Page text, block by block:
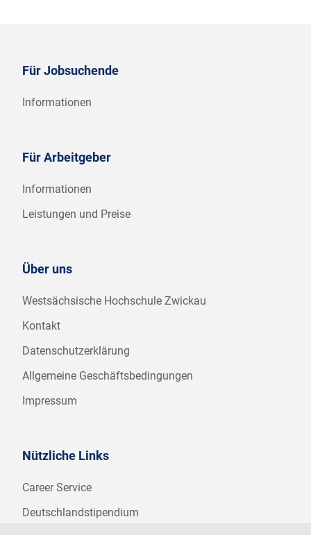
Für Jobsuchende
Informationen
Für Arbeitgeber
Informationen
Leistungen und Preise
Über uns
Westsächsische Hochschule Zwickau
Kontakt
Datenschutzerklärung
Allgemeine Geschäftsbedingungen
Impressum
Nützliche Links
Career Service
Deutschlandstipendium